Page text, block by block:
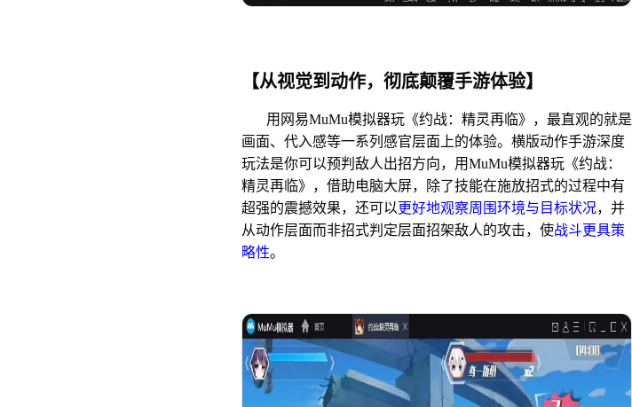
【从视觉到动作，彻底颠覆手游体验】
用网易MuMu模拟器玩《约战：精灵再临》，最直观的就是
画面、代入感等一系列感官层面上的体验。横版动作手游深度
玩法是你可以预判敌人出招方向，用MuMu模拟器玩《约战：
精灵再临》，借助电脑大屏，除了技能在施放招式的过程中有
超强的震撼效果，还可以更好地观察周围环境与目标状况，并
从动作层面而非招式判定层面招架敌人的攻击，使战斗更具策
略性。